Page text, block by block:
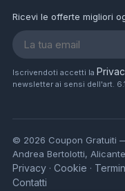
Ricevi le offerte migliori
Iscrivendoti accetti la
newsletter ai sensi dell'art.
© 2026 Coupon Gratuiti —
Andrea Bertolotti,
Privacy · Cookie ·
Contatti